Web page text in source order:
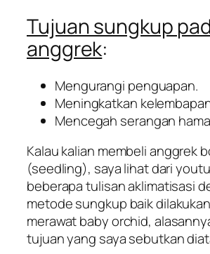
Tujuan sungkup
anggrek:
Mengurangi penguapan.
Meningkatkan
Mencegah serangan
Kalau kalian membeli anggrek
(seedling), saya lihat dari
beberapa tulisan aklimatisasi
metode sungkup baik
merawat baby orchid,
tujuan yang saya sebutkan